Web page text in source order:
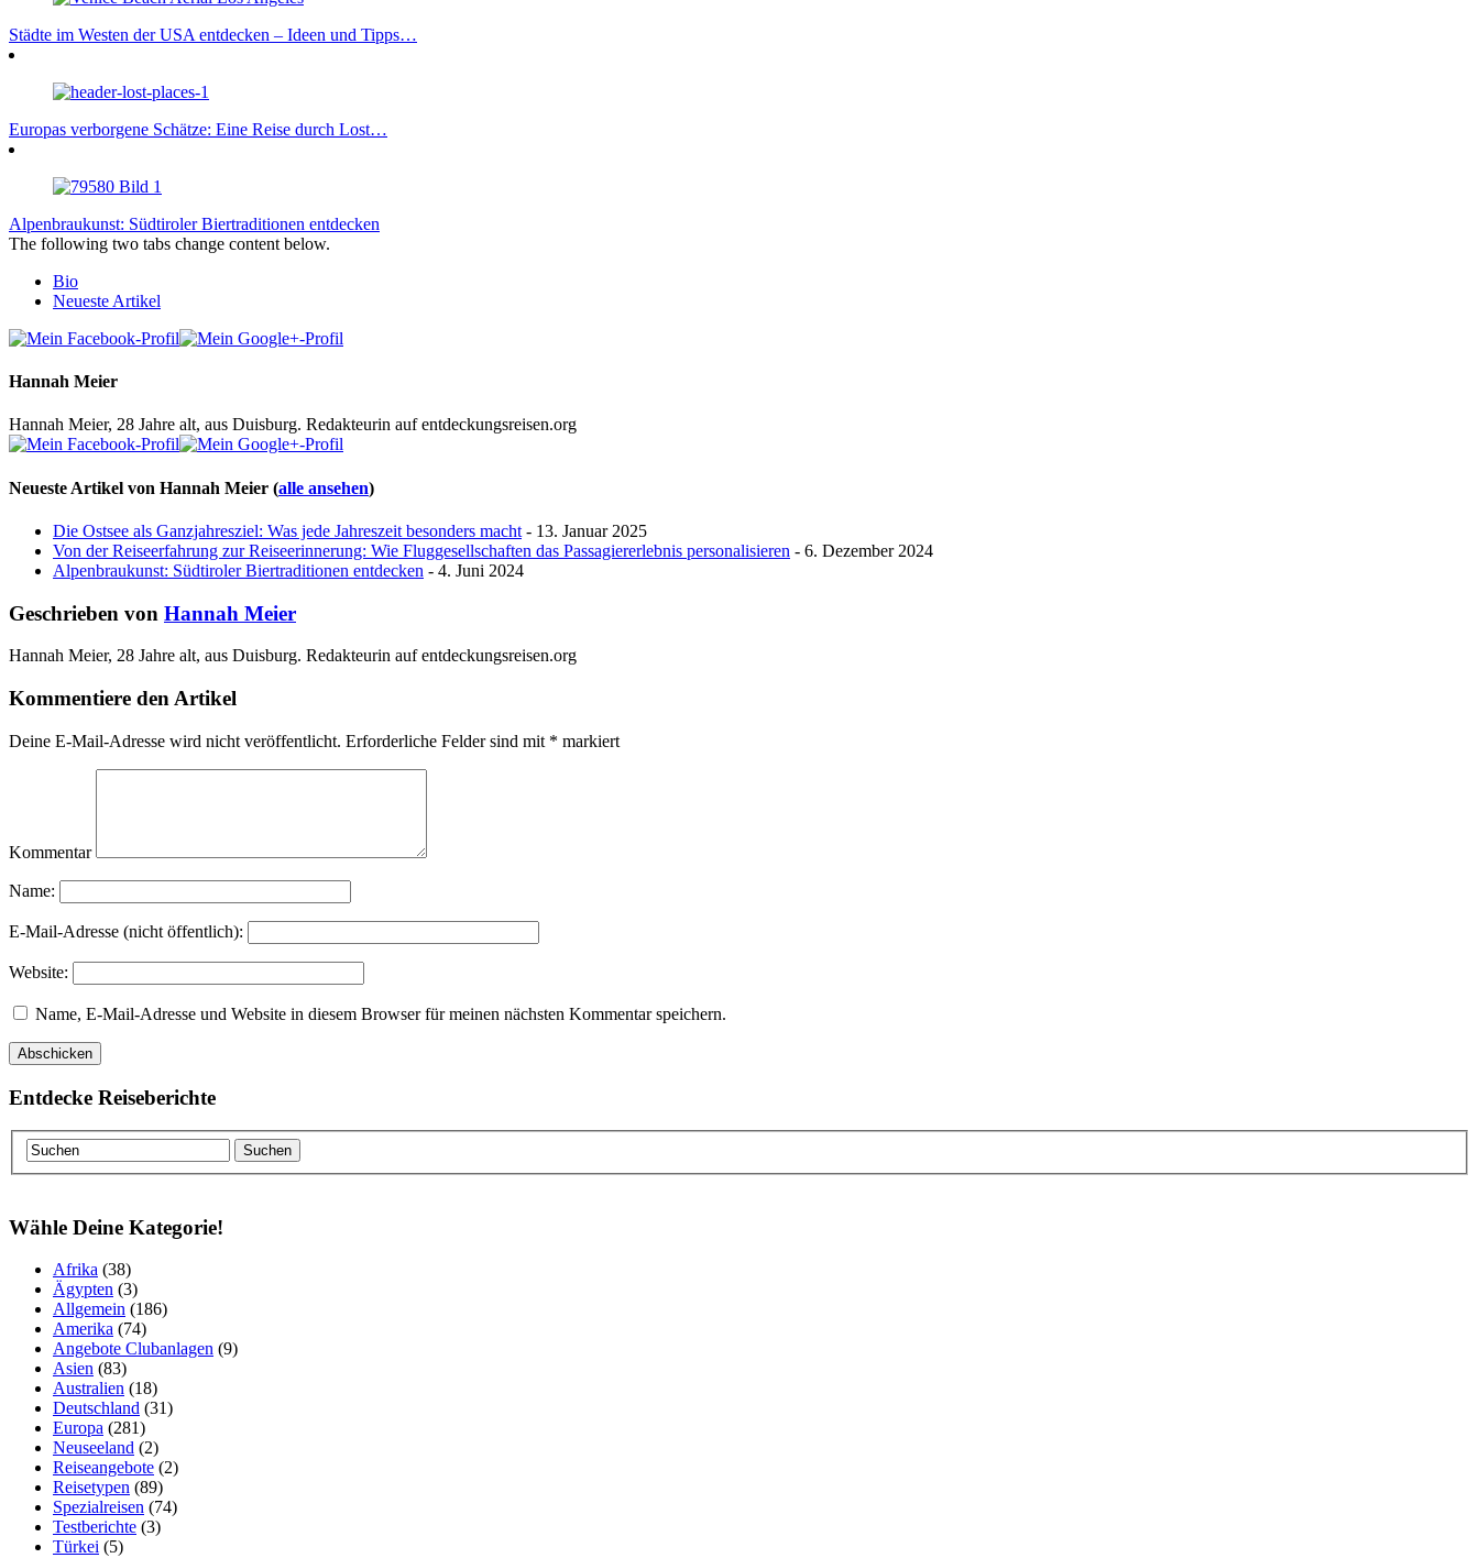
Städte im Westen der USA entdecken – Ideen und Tipps…
Europas verborgene Schätze: Eine Reise durch Lost…
Alpenbraukunst: Südtiroler Biertraditionen entdecken
The following two tabs change content below.
Bio
Neueste Artikel
Hannah Meier
Hannah Meier, 28 Jahre alt, aus Duisburg. Redakteurin auf entdeckungsreisen.org
Neueste Artikel von Hannah Meier (alle ansehen)
Die Ostsee als Ganzjahresziel: Was jede Jahreszeit besonders macht - 13. Januar 2025
Von der Reiseerfahrung zur Reiseerinnerung: Wie Fluggesellschaften das Passagiererlebnis personalisieren - 6. Dezember 2024
Alpenbraukunst: Südtiroler Biertraditionen entdecken - 4. Juni 2024
Geschrieben von Hannah Meier
Hannah Meier, 28 Jahre alt, aus Duisburg. Redakteurin auf entdeckungsreisen.org
Kommentiere den Artikel
Deine E-Mail-Adresse wird nicht veröffentlicht. Erforderliche Felder sind mit * markiert
Kommentar
Name:
E-Mail-Adresse (nicht öffentlich):
Website:
Name, E-Mail-Adresse und Website in diesem Browser für meinen nächsten Kommentar speichern.
Entdecke Reiseberichte
Wähle Deine Kategorie!
Afrika (38)
Ägypten (3)
Allgemein (186)
Amerika (74)
Angebote Clubanlagen (9)
Asien (83)
Australien (18)
Deutschland (31)
Europa (281)
Neuseeland (2)
Reiseangebote (2)
Reisetypen (89)
Spezialreisen (74)
Testberichte (3)
Türkei (5)